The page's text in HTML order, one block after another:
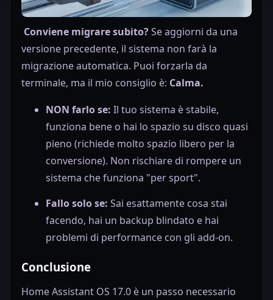
Conviene migrare subito?Se aggiorni da una
versione precedente, il sistema non farà la
migrazione automatica. Puoi forzarla da
terminale, ma il mio consiglio è: Calma.
NON farlo se: Il tuo sistema è stabile,
funziona bene o hai lo spazio su disco quasi
pieno (richiede molto spazio libero per la
conversione). Non rischiare di rompere un
sistema che funziona "per sport".
Fallo solo se: Sai esattamente cosa stai
facendo, hai un backup blindato e hai
problemi di performance con gli add-on.
Conclusione
Home Assistant OS 17.0 è un passo necessario